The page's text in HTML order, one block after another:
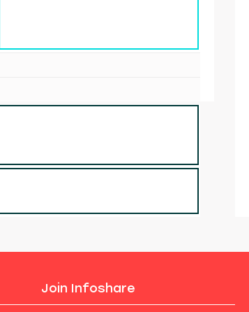
Join Infoshare